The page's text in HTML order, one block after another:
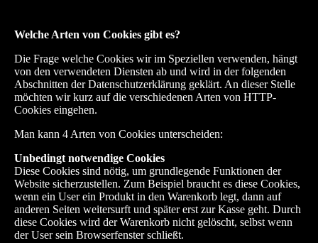
Welche Arten von Cookies gibt es?
Die Frage welche Cookies wir im Speziellen verwenden, hängt
von den verwendeten Diensten ab und wird in der folgenden
Abschnitten der Datenschutzerklärung geklärt. An dieser Stelle
möchten wir kurz auf die verschiedenen Arten von HTTP-
Cookies eingehen.
Man kann 4 Arten von Cookies unterscheiden:
Unbedingt notwendige Cookies
Diese Cookies sind nötig, um grundlegende Funktionen der
Website sicherzustellen. Zum Beispiel braucht es diese Cookies,
wenn ein User ein Produkt in den Warenkorb legt, dann auf
anderen Seiten weitersurft und später erst zur Kasse geht. Durch
diese Cookies wird der Warenkorb nicht gelöscht, selbst wenn
der User sein Browserfenster schließt.